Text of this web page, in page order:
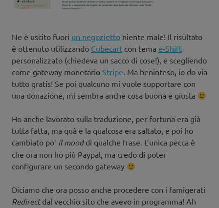
Ne è uscito fuori un negozietto niente male! Il risultato
è ottenuto utilizzando Cubecart con tema e-Shift
personalizzato (chiedeva un sacco di cose!), e scegliendo
come gateway monetario Stripe. Ma beninteso, io do via
tutto gratis! Se poi qualcuno mi vuole supportare con
una donazione, mi sembra anche cosa buona e giusta
Ho anche lavorato sulla traduzione, per fortuna era già
tutta fatta, ma quà e la qualcosa era saltato, e poi ho
cambiato po’ il mooddi qualche frase. L’unica pecca è
che ora non ho più Paypal, ma credo di poter
configurare un secondo gateway
Diciamo che ora posso anche procedere con i famigerati
Redirectdal vecchio sito che avevo in programma! Ah